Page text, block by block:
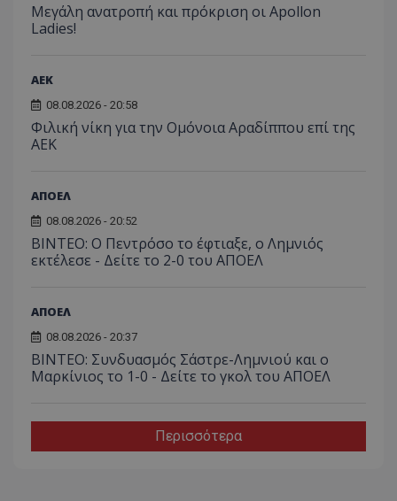
Μεγάλη ανατροπή και πρόκριση οι Apollon
Ladies!
ΑEK
08.08.2026 - 20:58
Φιλική νίκη για την Ομόνοια Αραδίππου επί της
ΑΕΚ
ΑΠΟΕΛ
08.08.2026 - 20:52
ΒΙΝΤΕΟ: Ο Πεντρόσο το έφτιαξε, ο Λημνιός
εκτέλεσε - Δείτε το 2-0 του ΑΠΟΕΛ
ΑΠΟΕΛ
08.08.2026 - 20:37
ΒΙΝΤΕΟ: Συνδυασμός Σάστρε-Λημνιού και ο
Μαρκίνιος το 1-0 - Δείτε το γκολ του ΑΠΟΕΛ
Περισσότερα